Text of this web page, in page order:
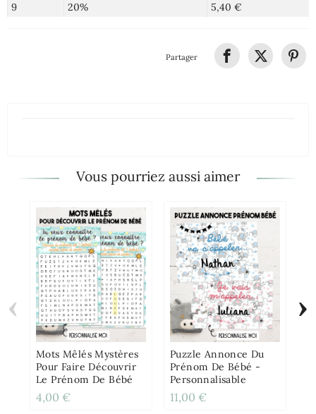
9
20% 5,40 €
Partager
Vous pourriez aussi aimer
Mots Mêlés Mystères
Pour Faire Découvrir
Le Prénom De Bébé
4,00 €
Puzzle Annonce Du
Prénom De Bébé -
Personnalisable
11,00 €
‹ ›